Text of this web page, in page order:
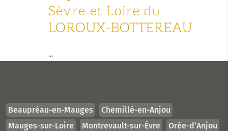
Sèvre et Loire du
LOROUX-BOTTEREAU
...
Beaupréau-en-Mauges
Chemillé-en-Anjou
Mauges-sur-Loire
Montrevault-sur-Èvre
Orée-d’Anjou